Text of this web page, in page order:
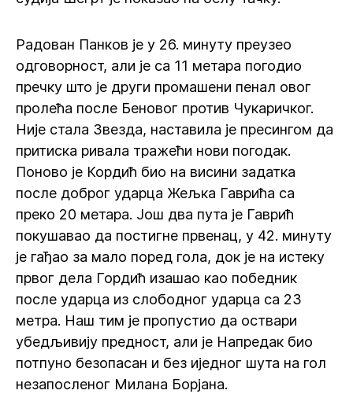
Радован Панков је у 26. минуту преузео
одговорност, али је са 11 метара погодио
пречку што је други промашени пенал овог
пролећа после Беновог против Чукаричког.
Није стала Звезда, наставила је пресингом да
притиска ривала тражећи нови погодак.
Поново је Кордић био на висини задатка
после доброг ударца Жељка Гаврића са
преко 20 метара. Још два пута је Гаврић
покушавао да постигне првенац, у 42. минуту
је гађао за мало поред гола, док је на истеку
првог дела Гордић изашао као победник
после ударца из слободног ударца са 23
метра. Наш тим је пропустио да оствари
убедљивију предност, али је Напредак био
потпуно безопасан и без иједног шута на гол
незапосленог Милана Борјана.